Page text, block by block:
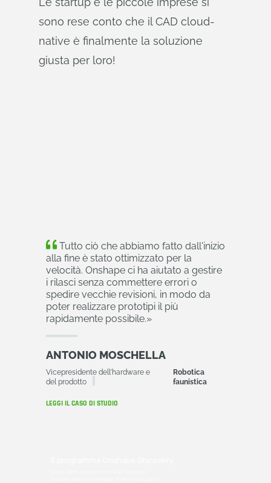
sono rese conto che il CAD cloud-
native è finalmente la soluzione
giusta per loro!
Tutto ciò che abbiamo fatto dall'inizio
alla fine è stato ottimizzato per la
velocità. Onshape ci ha aiutato a gestire
i rilasci senza commettere errori o
spedire vecchie revisioni, in modo da
poter realizzare prototipi il più
rapidamente possibile.»
ANTONIO MOSCHELLA
Vicepresidente dell'hardware e
del prodotto
Robotica
faunistica
LEGGI IL CASO DI STUDIO